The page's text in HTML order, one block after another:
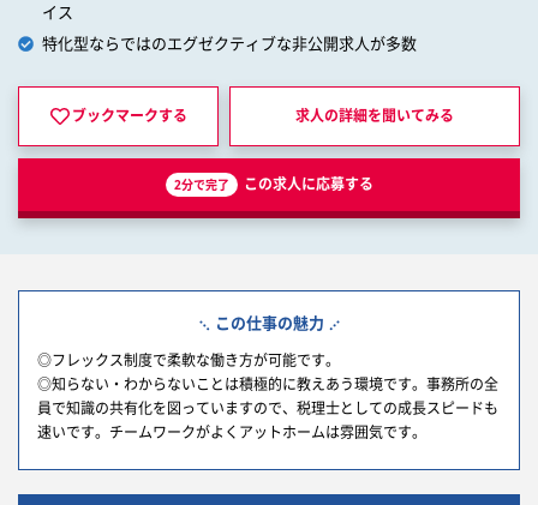
イス
特化型ならではのエグゼクティブな非公開求人が多数
ブックマークする 求人の詳細を聞いてみる
2分で完了 この求人に応募する
この仕事の魅力
◎フレックス制度で柔軟な働き方が可能です。
◎知らない・わからないことは積極的に教えあう環境です。事務所の全
員で知識の共有化を図っていますので、税理士としての成長スピードも
速いです。チームワークがよくアットホームは雰囲気です。